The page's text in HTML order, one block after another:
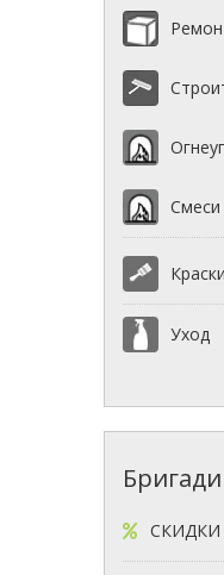
Смеси
Краски
Уход